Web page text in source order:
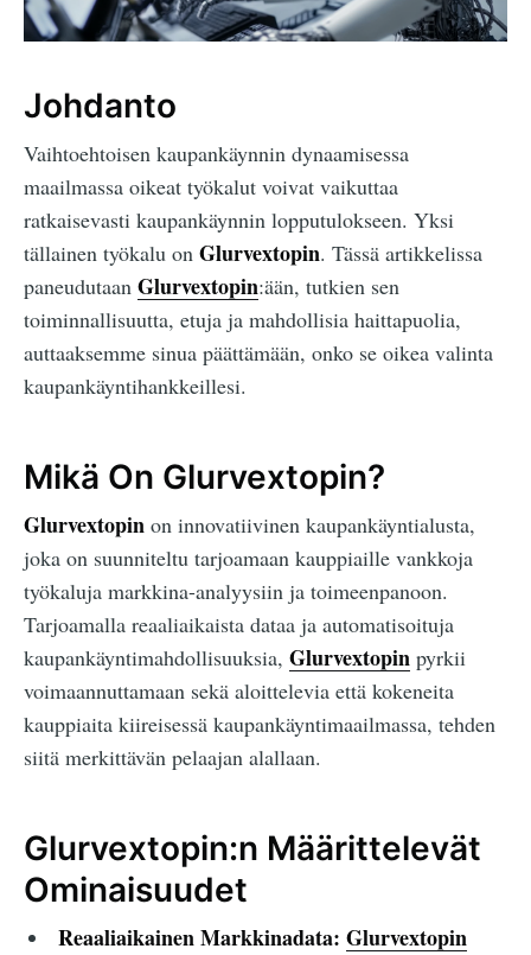
Johdanto
Vaihtoehtoisen kaupankäynnin dynaamisessa
maailmassa oikeat työkalut voivat vaikuttaa
ratkaisevasti kaupankäynnin lopputulokseen. Yksi
tällainen työkalu on Glurvextopin. Tässä artikkelissa
paneudutaan Glurvextopin:ään, tutkien sen
toiminnallisuutta, etuja ja mahdollisia haittapuolia,
auttaaksemme sinua päättämään, onko se oikea valinta
kaupankäyntihankkeillesi.
Mikä On Glurvextopin?
Glurvextopin on innovatiivinen kaupankäyntialusta,
joka on suunniteltu tarjoamaan kauppiaille vankkoja
työkaluja markkina-analyysiin ja toimeenpanoon.
Tarjoamalla reaaliaikaista dataa ja automatisoituja
kaupankäyntimahdollisuuksia, Glurvextopin pyrkii
voimaannuttamaan sekä aloittelevia että kokeneita
kauppiaita kiireisessä kaupankäyntimaailmassa, tehden
siitä merkittävän pelaajan alallaan.
Glurvextopin:n Määrittelevät
Ominaisuudet
Reaaliaikainen Markkinadata: Glurvextopin